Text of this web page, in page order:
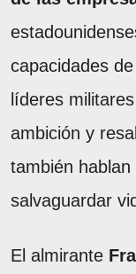
capacidades
líderes
ambición y
también
salvaguardar
El almirante